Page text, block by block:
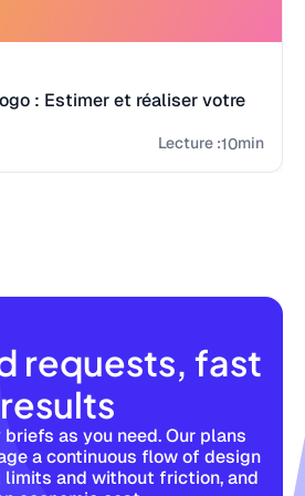
: Estimer et réaliser votre
Lecture :10min
requests, fast
results
as you need. Our plans
a continuous flow of design
and without friction, and